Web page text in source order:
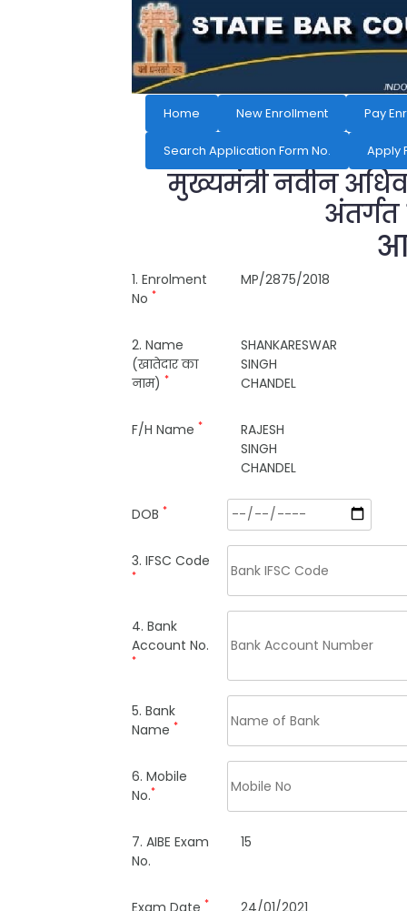
Home New Enrollment Pay
Search Application Form No. Apply
मुख्यमंत्री नवीन
अंतर्गत
1. Enrolment
No *
MP/2875/2018
2. Name
(खातेदार का
नाम) *
SHANKARESWAR
SINGH
CHANDEL
F/H Name *
RAJESH
SINGH
CHANDEL
DOB *
3. IFSC Code
*
4. Bank
Account No.
*
5. Bank
Name *
6. Mobile
No.*
7. AIBE Exam
No.
15
Exam Date * 24/01/2021